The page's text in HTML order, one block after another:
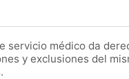
servicio médico da
y exclusiones del